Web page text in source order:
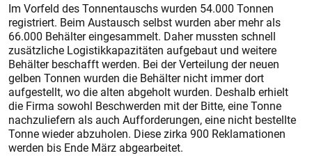
Im Vorfeld des Tonnentauschs wurden 54.000 Tonnen
registriert. Beim Austausch selbst wurden aber mehr als
66.000 Behälter eingesammelt. Daher mussten schnell
zusätzliche Logistikkapazitäten aufgebaut und weitere
Behälter beschafft werden. Bei der Verteilung der neuen
gelben Tonnen wurden die Behälter nicht immer dort
aufgestellt, wo die alten abgeholt wurden. Deshalb erhielt
die Firma sowohl Beschwerden mit der Bitte, eine Tonne
nachzuliefern als auch Aufforderungen, eine nicht bestellte
Tonne wieder abzuholen. Diese zirka 900 Reklamationen
werden bis Ende März abgearbeitet.